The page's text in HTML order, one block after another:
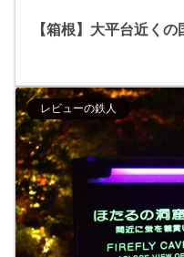
【箱根】大平台近く
レビューの鉄人